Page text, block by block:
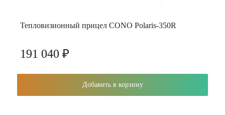
Тепловизионный прицел CONO Polaris-350R
191 040 ₽
Добавить в корзину